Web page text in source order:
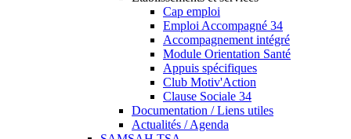
Cap emploi
Emploi Accompagné 34
Accompagnement intégré
Module Orientation Santé
Appuis spécifiques
Club Motiv'Action
Clause Sociale 34
Documentation / Liens utiles
Actualités / Agenda